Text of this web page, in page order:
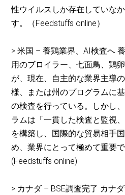
性ウイルスしか存在していな
す。（Feedstuffs online）
> 米国 – 養鶏業界、AI検査へ
用のブロイラー、七面鳥、鶏
が、現在、自主的な業界主導
様、または州のプログラムに
の検査を行っている。しかし
ラムは「一貫した検査と監視
を構築し、国際的な貿易相手
め、業界にとって極めて重要
(Feedstuffs online)
> カナダ – BSE調査完了 カナ